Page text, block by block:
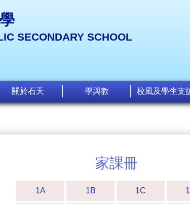
SECONDARY SCHOOL
關於石天 學與教 校風及學生支
家課冊
1A 1B 1C